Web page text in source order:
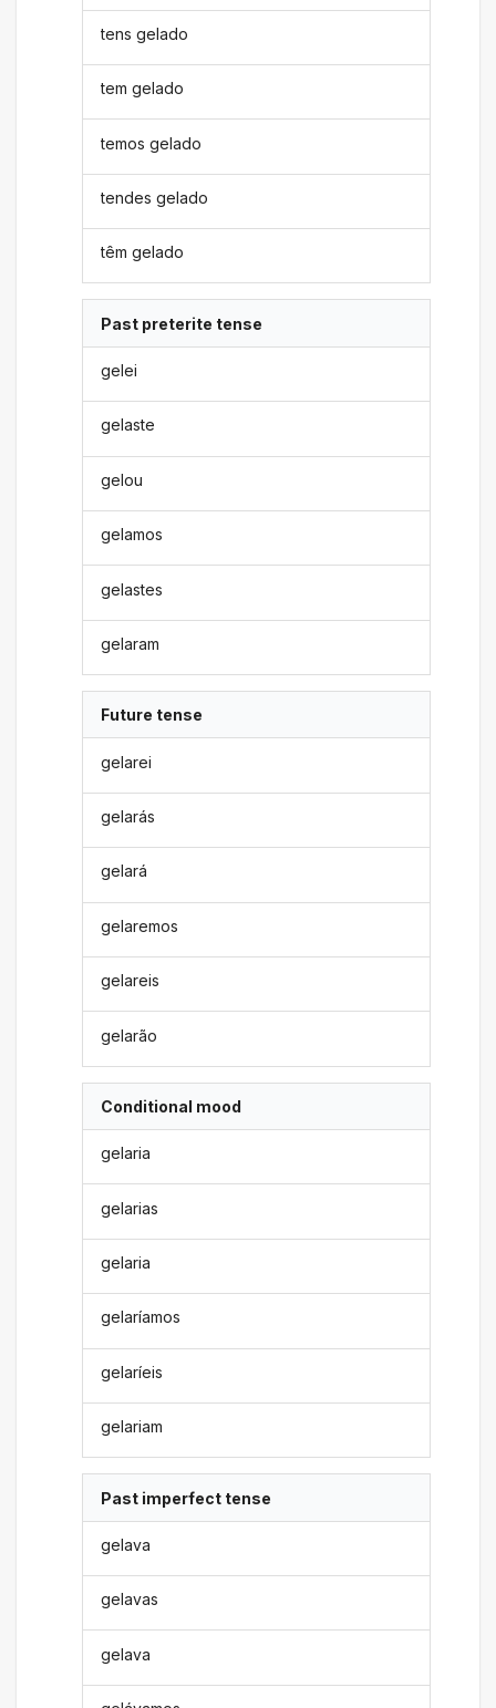
tens gelado
tem gelado
temos gelado
tendes gelado
têm gelado
Past preterite tense
gelei
gelaste
gelou
gelamos
gelastes
gelaram
Future tense
gelarei
gelarás
gelará
gelaremos
gelareis
gelarão
Conditional mood
gelaria
gelarias
gelaria
gelaríamos
gelaríeis
gelariam
Past imperfect tense
gelava
gelavas
gelava